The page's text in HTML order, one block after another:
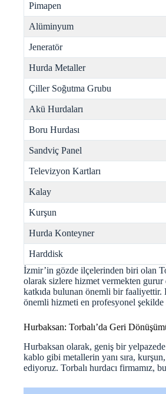
Pimapen
Alüminyum
Jeneratör
Hurda Metaller
Çiller Soğutma Grubu
Akü Hurdaları
Boru Hurdası
Sandviç Panel
Televizyon Kartları
Kalay
Kurşun
Hurda Konteyner
Harddisk
İzmir’in gözde ilçelerinden biri olan
olarak sizlere hizmet vermekten
katkıda bulunan önemli bir faaliyettir.
önemli hizmeti en profesyonel şekilde
Hurbaksan: Torbalı’da Geri
Hurbaksan olarak, geniş bir
kablo gibi metallerin yanı sıra,
ediyoruz. Torbalı hurdacı firmamız,